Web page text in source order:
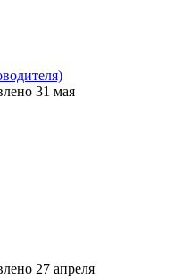
31 мая
27 апреля